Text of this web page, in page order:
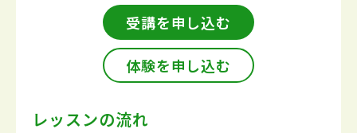
受講を申し込む
体験を申し込む
レッスンの流れ